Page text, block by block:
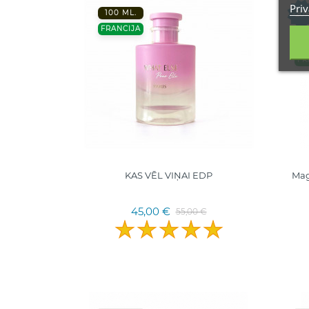
100 ML.
FRANCIJA
KAS VĒL VIŅAI EDP
45,00 € 55,00 €
-